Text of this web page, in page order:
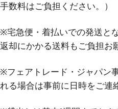
手数料はご負担ください。）
※宅急便・着払いでの発送と
返却にかかる送料もご負担お
※フェアトレード・ジャパン
れる場合は事前に日時をご連